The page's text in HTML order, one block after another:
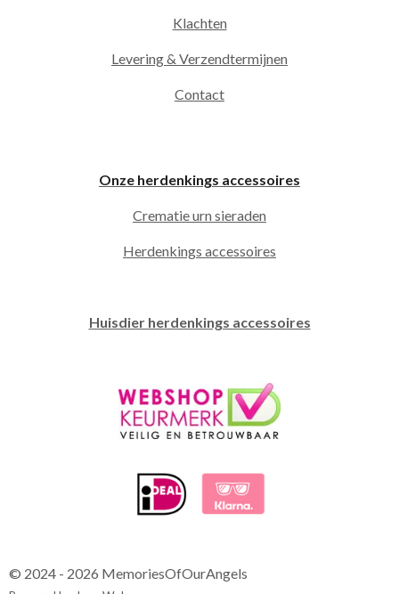
Klachten
Levering & Verzendtermijnen
Contact
Onze herdenkings accessoires
Crematie urn sieraden
Herdenkings accessoires
Huisdier herdenkings accessoires
© 2024 - 2026 MemoriesOfOurAngels